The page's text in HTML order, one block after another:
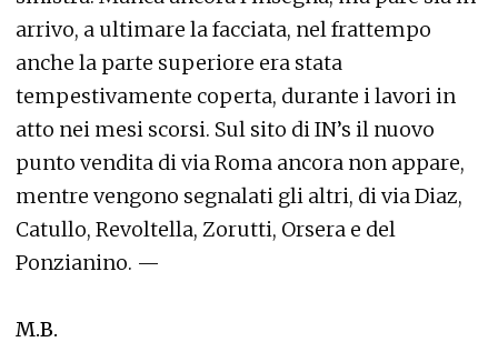
arrivo, a ultimare la facciata, nel frattempo
anche la parte superiore era stata
tempestivamente coperta, durante i lavori in
atto nei mesi scorsi. Sul sito di IN’s il nuovo
punto vendita di via Roma ancora non appare,
mentre vengono segnalati gli altri, di via Diaz,
Catullo, Revoltella, Zorutti, Orsera e del
Ponzianino. —
M.B.